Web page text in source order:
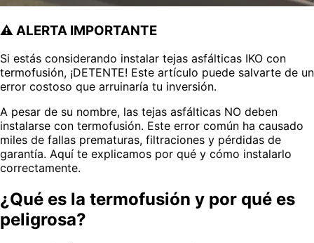
⚠️ ALERTA IMPORTANTE
Si estás considerando instalar tejas asfálticas IKO con
termofusión, ¡DETENTE! Este artículo puede salvarte de un
error costoso que arruinaría tu inversión.
A pesar de su nombre, las tejas asfálticas NO deben
instalarse con termofusión. Este error común ha causado
miles de fallas prematuras, filtraciones y pérdidas de
garantía. Aquí te explicamos por qué y cómo instalarlo
correctamente.
¿Qué es la termofusión y por qué es
peligrosa?